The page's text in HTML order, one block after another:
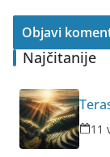
Najčitanije
11